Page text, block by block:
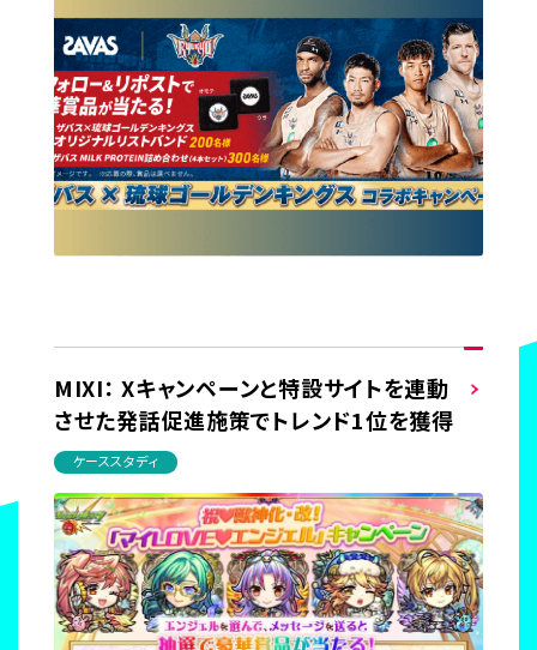
MIXI： Xキャンペーンと特設サイトを連動
させた発話促進施策でトレンド1位を獲得
ケーススタディ